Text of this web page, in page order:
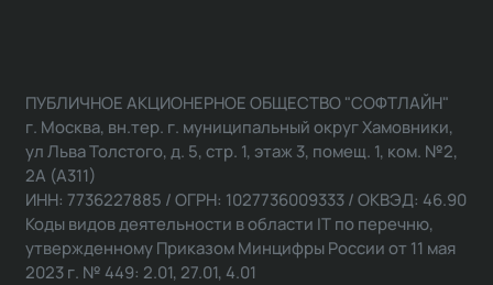
ПУБЛИЧНОЕ АКЦИОНЕРНОЕ ОБЩЕСТВО "СОФТЛАЙН"
г. Москва, вн.тер. г. муниципальный округ Хамовники,
ул Льва Толстого, д. 5, стр. 1, этаж 3, помещ. 1, ком. №2,
2А (А311)
ИНН: 7736227885 / ОГРН: 1027736009333 / ОКВЭД: 46.90
Коды видов деятельности в области IT по перечню,
утвержденному Приказом Минцифры России от 11 мая
2023 г. № 449: 2.01, 27.01, 4.01